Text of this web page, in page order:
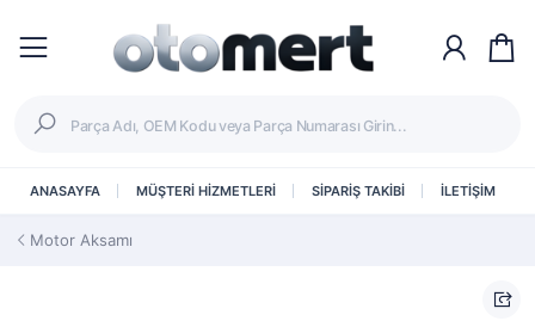
ANASAYFA MÜŞTERİ HİZMETLERİ SİPARİŞ TAKİBİ İLETİŞİM
Motor Aksamı